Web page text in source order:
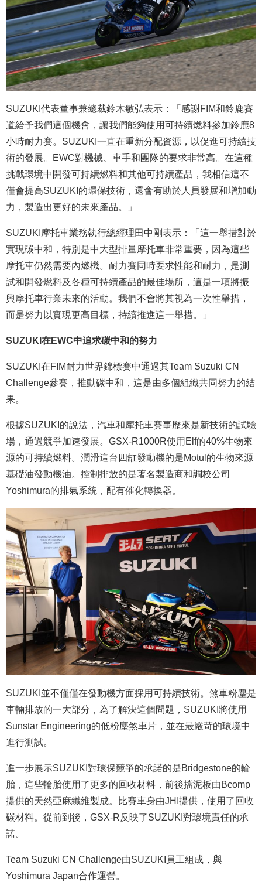
SUZUKI代表董事兼總裁鈴木敏弘表示：「感謝FIM和鈴鹿賽
道給予我們這個機會，讓我們能夠使用可持續燃料參加鈴鹿8
小時耐力賽。SUZUKI一直在重新分配資源，以促進可持續技
術的發展。EWC對機械、車手和團隊的要求非常高。在這種
挑戰環境中開發可持續燃料和其他可持續產品，我相信這不
僅會提高SUZUKI的環保技術，還會有助於人員發展和增加動
力，製造出更好的未來產品。」
SUZUKI摩托車業務執行總經理田中剛表示：「這一舉措對於
實現碳中和，特別是中大型排量摩托車非常重要，因為這些
摩托車仍然需要內燃機。耐力賽同時要求性能和耐力，是測
試和開發燃料及各種可持續產品的最佳場所，這是一項將振
興摩托車行業未來的活動。我們不會將其視為一次性舉措，
而是努力以實現更高目標，持續推進這一舉措。」
SUZUKI在EWC中追求碳中和的努力
SUZUKI在FIM耐力世界錦標賽中通過其Team Suzuki CN
Challenge參賽，推動碳中和，這是由多個組織共同努力的結
果。
根據SUZUKI的說法，汽車和摩托車賽事歷來是新技術的試驗
場，通過競爭加速發展。GSX-R1000R使用Elf的40%生物來
源的可持續燃料。潤滑這台四缸發動機的是Motul的生物來源
基礎油發動機油。控制排放的是著名製造商和調校公司
Yoshimura的排氣系統，配有催化轉換器。
SUZUKI並不僅僅在發動機方面採用可持續技術。煞車粉塵是
車輛排放的一大部分，為了解決這個問題，SUZUKI將使用
Sunstar Engineering的低粉塵煞車片，並在最嚴苛的環境中
進行測試。
進一步展示SUZUKI對環保競爭的承諾的是Bridgestone的輪
胎，這些輪胎使用了更多的回收材料，前後擋泥板由Bcomp
提供的天然亞麻纖維製成。比賽車身由JHI提供，使用了回收
碳材料。從前到後，GSX-R反映了SUZUKI對環境責任的承
諾。
Team Suzuki CN Challenge由SUZUKI員工組成，與
Yoshimura Japan合作運營。